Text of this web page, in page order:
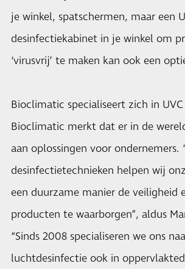
je winkel, spatschermen, maar een
desinfectiekabinet in je winkel om
‘virusvrij’ te maken kan ook een
Bioclimatic specialiseert zich in
Bioclimatic merkt dat er in de
aan oplossingen voor ondernemers.
desinfectietechnieken helpen wij
een duurzame manier de veiligheid
producten te waarborgen”, aldus
“Sinds 2008 specialiseren we ons
luchtdesinfectie ook in